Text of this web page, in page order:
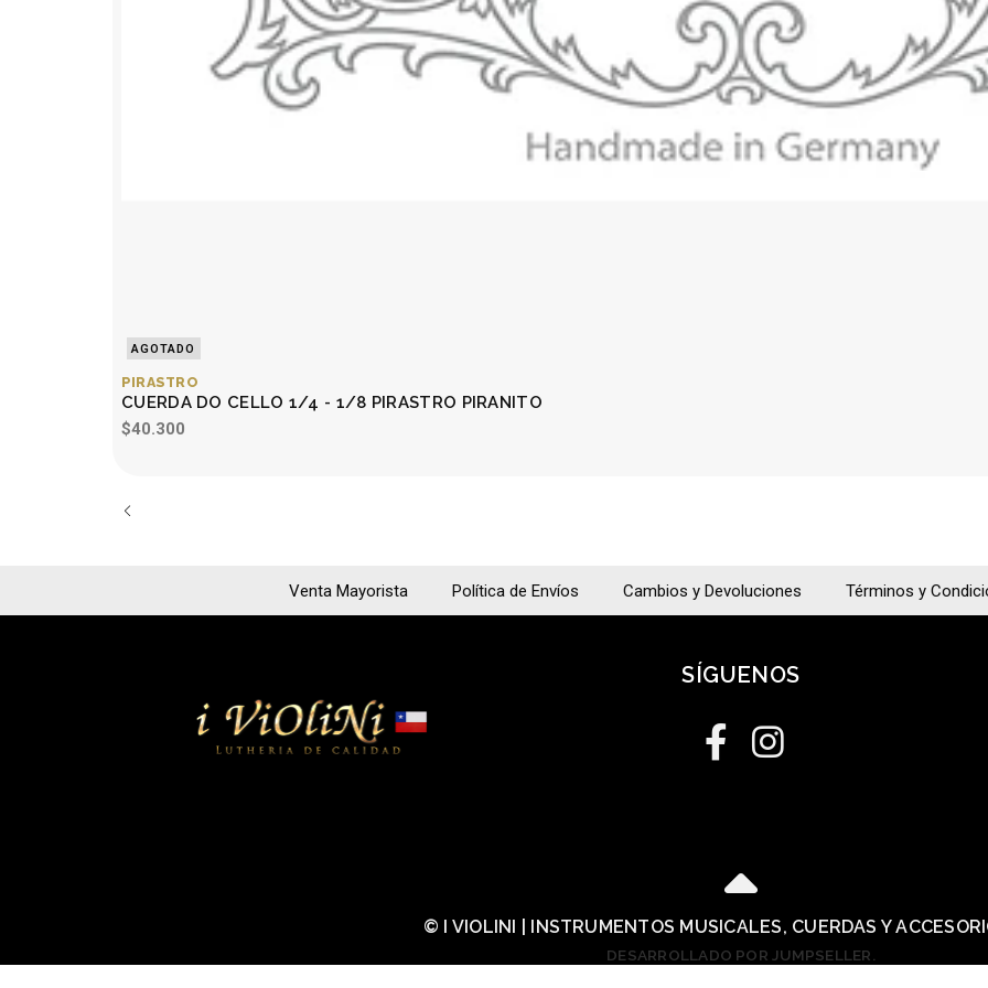
AGOTADO
PIRASTRO
CUERDA DO CELLO 1/4 - 1/8 PIRASTRO PIRANITO
$40.300
Venta Mayorista Política de Envíos Cambios y Devoluciones Términos y
SÍGUENOS
© I VIOLINI | INSTRUMENTOS MUSICALES, CUERDAS Y
DESARROLLADO POR JUMPSELLER.